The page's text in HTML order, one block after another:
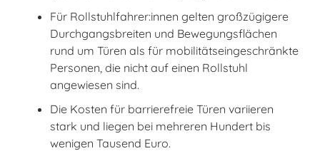
Für Rollstuhlfahrer:innen gelten großzügigere
Durchgangsbreiten und Bewegungsflächen
rund um Türen als für mobilitätseingeschränkte
Personen, die nicht auf einen Rollstuhl
angewiesen sind.
Die Kosten für barrierefreie Türen variieren
stark und liegen bei mehreren Hundert bis
wenigen Tausend Euro.